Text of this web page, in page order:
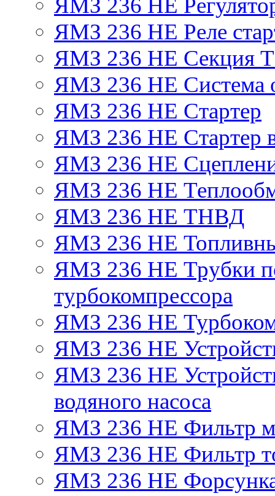
ЯМЗ 236 НЕ
ЯМЗ 236 НЕ Реле
ЯМЗ 236 НЕ Секция
ЯМЗ 236 НЕ Система
ЯМЗ 236 НЕ Стартер
ЯМЗ 236 НЕ Стартер
ЯМЗ 236 НЕ
ЯМЗ 236 НЕ
ЯМЗ 236 НЕ ТНВД
ЯМЗ 236 НЕ
ЯМЗ 236 НЕ Трубки
турбокомпрессора
ЯМЗ 236 НЕ
ЯМЗ 236 НЕ
ЯМЗ 236 НЕ
водяного насоса
ЯМЗ 236 НЕ Фильтр
ЯМЗ 236 НЕ Фильтр
ЯМЗ 236 НЕ